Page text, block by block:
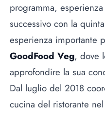
programma,
successivo con la
esperienza importante
GoodFood Veg, dove
approfondire la sua
Dal luglio del 2018
cucina del ristorante nel